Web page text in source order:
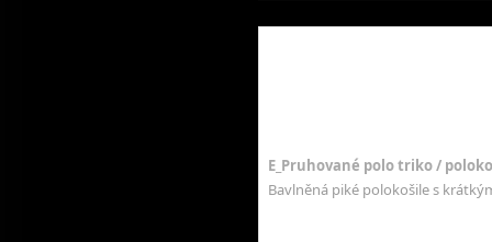
E_Pruhované polo triko /
Bavlněná piké polokošile s